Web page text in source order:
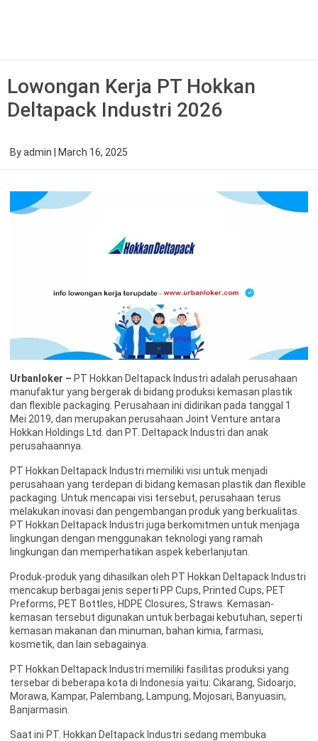
Lowongan Kerja PT Hokkan
Deltapack Industri 2026
Byadmin March 16, 2025
Urbanloker – PT Hokkan Deltapack Industri adalah perusahaan
manufaktur yang bergerak di bidang produksi kemasan plastik
dan flexible packaging. Perusahaan ini didirikan pada tanggal 1
Mei 2019, dan merupakan perusahaan Joint Venture antara
Hokkan Holdings Ltd. dan PT. Deltapack Industri dan anak
perusahaannya.
PT Hokkan Deltapack Industri memiliki visi untuk menjadi
perusahaan yang terdepan di bidang kemasan plastik dan flexible
packaging. Untuk mencapai visi tersebut, perusahaan terus
melakukan inovasi dan pengembangan produk yang berkualitas.
PT Hokkan Deltapack Industri juga berkomitmen untuk menjaga
lingkungan dengan menggunakan teknologi yang ramah
lingkungan dan memperhatikan aspek keberlanjutan.
Produk-produk yang dihasilkan oleh PT Hokkan Deltapack Industri
mencakup berbagai jenis seperti PP Cups, Printed Cups, PET
Preforms, PET Bottles, HDPE Closures, Straws. Kemasan-
kemasan tersebut digunakan untuk berbagai kebutuhan, seperti
kemasan makanan dan minuman, bahan kimia, farmasi,
kosmetik, dan lain sebagainya.
PT Hokkan Deltapack Industri memiliki fasilitas produksi yang
tersebar di beberapa kota di Indonesia yaitu: Cikarang, Sidoarjo,
Morawa, Kampar, Palembang, Lampung, Mojosari, Banyuasin,
Banjarmasin.
Saat ini PT. Hokkan Deltapack Industri ѕеdаng mеmbukа